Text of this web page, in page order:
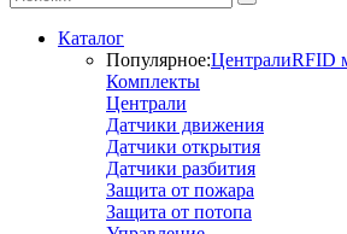
Каталог
Популярное:ЦентралиRFID
Комплекты
Централи
Датчики движения
Датчики открытия
Датчики разбития
Защита от пожара
Защита от потопа